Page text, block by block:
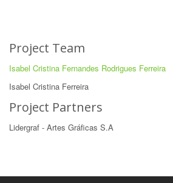
Project Team
Isabel Cristina Fernandes Rodrigues Ferreira
Isabel Cristina Ferreira
Project Partners
Lidergraf - Artes Gráficas S.A